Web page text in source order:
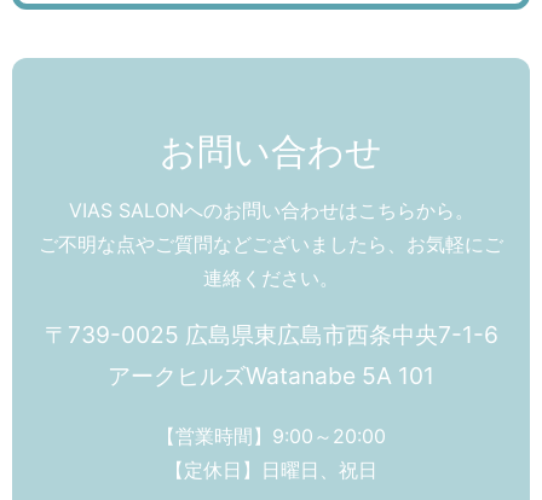
お問い合わせ
VIAS SALONへのお問い合わせはこちらから。
ご不明な点やご質問などございましたら、お気軽にご
連絡ください。
〒739-0025 広島県東広島市西条中央7-1-6
アークヒルズWatanabe 5A 101
【営業時間】9:00～20:00
【定休日】日曜日、祝日